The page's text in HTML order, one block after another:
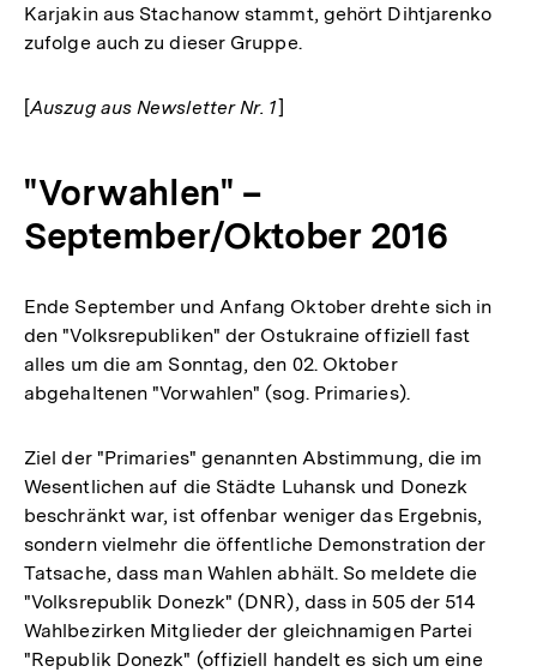
Karjakin aus Stachanow stammt, gehört Dihtjarenko
zufolge auch zu dieser Gruppe.
[Auszug aus Newsletter Nr. 1]
"Vorwahlen" –
September/Oktober 2016
Ende September und Anfang Oktober drehte sich in
den "Volksrepubliken" der Ostukraine offiziell fast
alles um die am Sonntag, den 02. Oktober
abgehaltenen "Vorwahlen" (sog. Primaries).
Ziel der "Primaries" genannten Abstimmung, die im
Wesentlichen auf die Städte Luhansk und Donezk
beschränkt war, ist offenbar weniger das Ergebnis,
sondern vielmehr die öffentliche Demonstration der
Tatsache, dass man Wahlen abhält. So meldete die
"Volksrepublik Donezk" (DNR), dass in 505 der 514
Wahlbezirken Mitglieder der gleichnamigen Partei
"Republik Donezk" (offiziell handelt es sich um eine